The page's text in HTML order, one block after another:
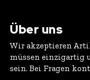
Über uns
Wir akzeptieren
müssen einzigartig
sein. Bei Fragen